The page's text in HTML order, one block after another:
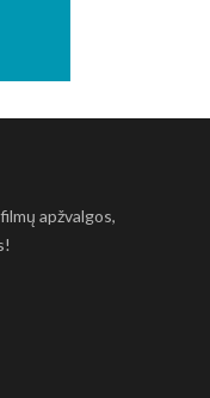
apžvalgos,